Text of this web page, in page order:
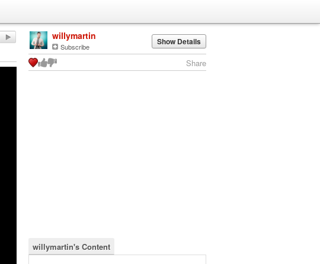
willymartin
Subscribe Show Details
Share
willymartin's Content